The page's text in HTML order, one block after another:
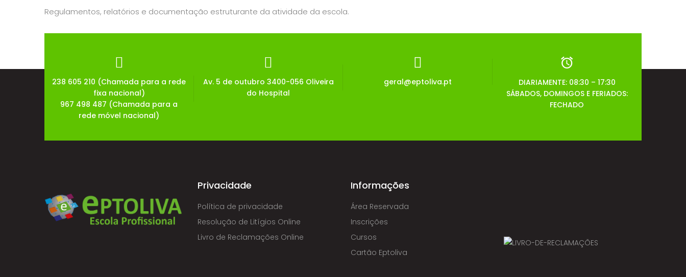
Diretores de Curso
Cartão de aluno
Regulamentos, relatórios e documentação estruturante da atividade da escola.
238 605 210 (Chamada para a rede
fixa nacional)
967 498 487 (Chamada para a
rede móvel nacional)
Av. 5 de outubro 3400-056 Oliveira
do Hospital
geral@eptoliva.pt
DIARIAMENTE: 08:30 – 17:30
SÁBADOS, DOMINGOS E FERIADOS:
FECHADO
Privacidade
Política de privacidade
Resolução de Litígios Online
Livro de Reclamações Online
Informações
Área Reservada
Inscrições
Cursos
Cartão Eptoliva